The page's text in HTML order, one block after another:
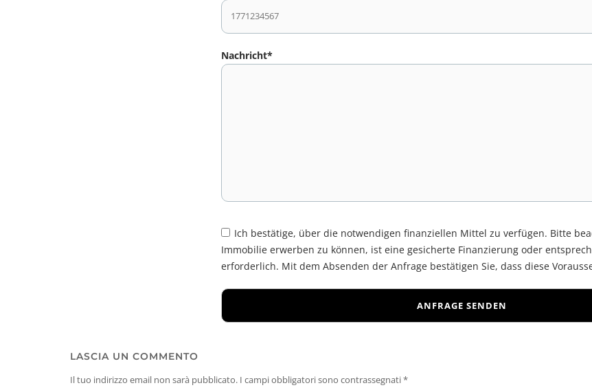
Nachricht*
Ich bestätige, über die notwendigen finanziellen Mittel zu verfügen. Bitte
Immobilie erwerben zu können, ist eine gesicherte Finanzierung oder
erforderlich. Mit dem Absenden der Anfrage bestätigen Sie, dass diese
LASCIA UN COMMENTO
Il tuo indirizzo email non sarà pubblicato. I campi obbligatori sono contrassegnati*